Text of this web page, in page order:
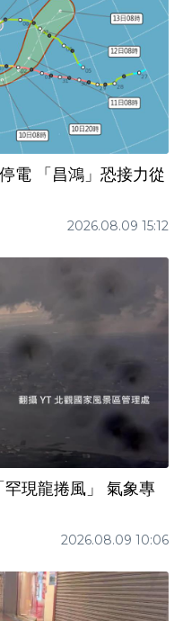
電 「昌鴻」恐接力從
2026.08.09 15:12
現龍捲風」 氣象專
2026.08.09 10:06